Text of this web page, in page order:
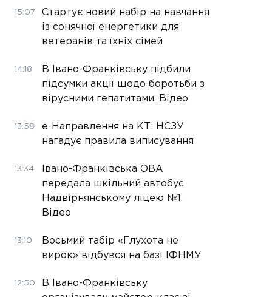
15:07
Стартує новий набір на навчання
із сонячної енергетики для
ветеранів та їхніх сімей
14:18
В Івано-Франківську підбили
підсумки акції щодо боротьби з
вірусними гепатитами. Відео
13:58
е-Направлення на КТ: НСЗУ
нагадує правила виписування
13:34
Івано-Франківська ОВА
передала шкільний автобус
Надвірнянському ліцею №1.
Відео
13:10
Восьмий табір «Глухота не
вирок» відбувся на базі ІФНМУ
12:50
В Івано-Франківську